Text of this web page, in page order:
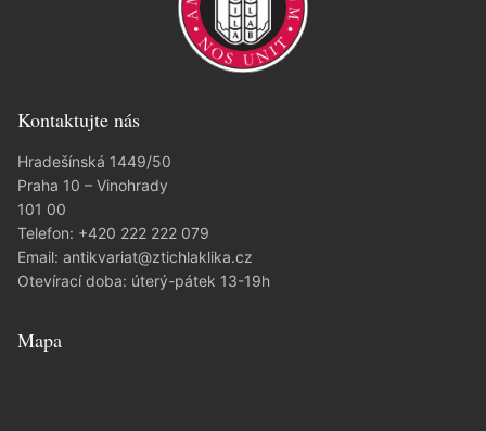
Kontaktujte nás
Hradešínská 1449/50
Praha 10 – Vinohrady
101 00
Telefon: +420 222 222 079
Email: antikvariat@ztichlaklika.cz
Otevírací doba: úterý-pátek 13-19h
Mapa